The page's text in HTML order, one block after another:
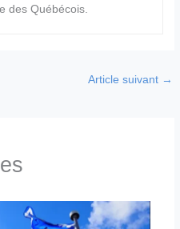
des Québécois.
Article suivant →